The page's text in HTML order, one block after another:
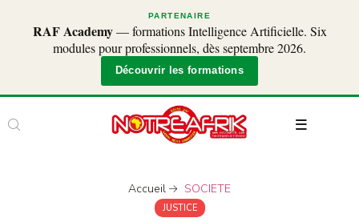
PARTENAIRE
RAF Academy— formations Intelligence Artificielle. Six
modules pour professionnels, dès septembre 2026.
Découvrir les formations
Accueil SOCIETE
JUSTICE